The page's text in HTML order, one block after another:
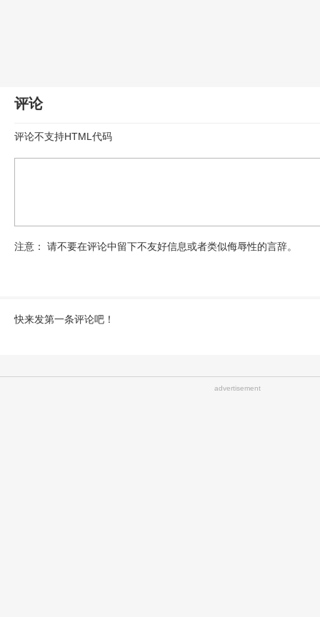
评论
评论不支持HTML代码
注意： 请不要在评论中留下不友好信息或者类似侮辱性的言辞。
快来发第一条评论吧！
advertisement